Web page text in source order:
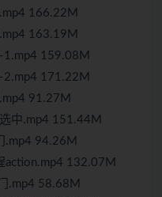
166.22M
163.19M
159.08M
171.22M
91.27M
中.mp4 151.44M
.mp4 94.26M
action.mp4 132.07M
.mp4 58.68M